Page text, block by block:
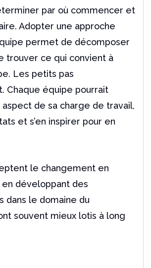
par où commencer et
Adopter une approche
permet de décomposer
trouver ce qui convient à
Les petits pas
Chaque équipe pourrait
aspect de sa charge de travail,
et s’en inspirer pour en
le changement en
développant des
dans le domaine du
souvent mieux lotis à long